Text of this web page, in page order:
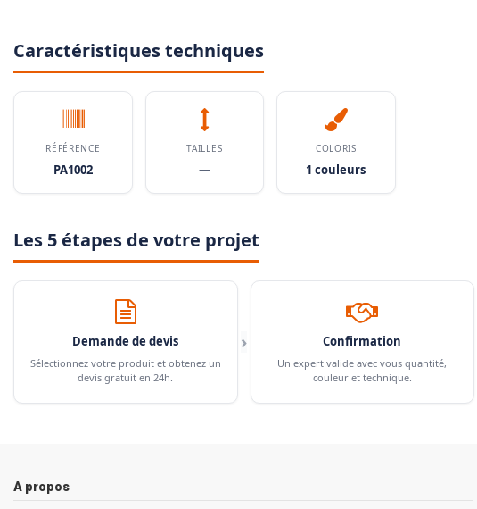
Caractéristiques techniques
RÉFÉRENCE
PA1002
TAILLES
—
COLORIS
1 couleurs
Les 5 étapes de votre projet
Demande de devis
Sélectionnez votre produit et obtenez un
devis gratuit en 24h.
› Confirmation
Un expert valide avec vous quantité,
couleur et technique.
A propos